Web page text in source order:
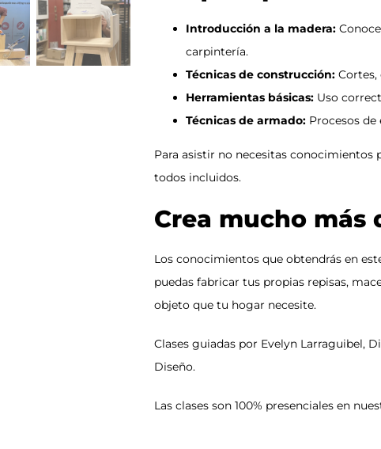
Introducción a la madera:
carpintería.
Técnicas de construcción:
Herramientas básicas: Uso
Técnicas de armado: Procesos
Para asistir no necesitas conocimientos
todos incluidos.
Crea mucho más
Los conocimientos que obtendrás en
puedas fabricar tus propias repisas,
objeto que tu hogar necesite.
Clases guiadas por Evelyn Larraguibel,
Diseño.
Las clases son 100% presenciales en